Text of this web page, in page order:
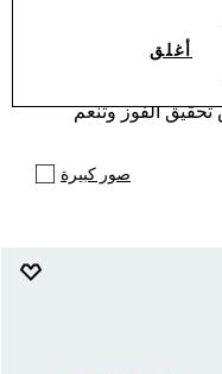
أغلق
كرة القدم لتمنحك
مع هذه
الفوز وتنعم
صور كبيرة